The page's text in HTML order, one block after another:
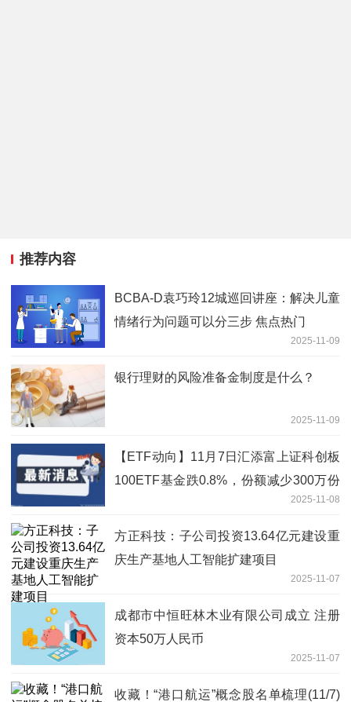
推荐内容
BCBA-D袁巧玲12城巡回讲座：解决儿童
情绪行为问题可以分三步 焦点热门
2025-11-09
银行理财的风险准备金制度是什么？
2025-11-09
【ETF动向】11月7日汇添富上证科创板
100ETF基金跌0.8%，份额减少300万份
2025-11-08
方正科技：子公司投资13.64亿元建设重
庆生产基地人工智能扩建项目
2025-11-07
成都市中恒旺林木业有限公司成立 注册
资本50万人民币
2025-11-07
收藏！“港口航运”概念股名单梳理(11/7)